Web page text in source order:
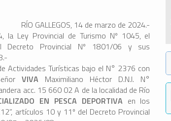
RÍO GALLEGOS, 14 de marzo de 2024.-
la Ley Provincial de Turismo Nº 1045, el
Decreto Provincial Nº 1801/06 y sus
Actividades Turísticas bajo el N° 2376 con
VIVA Maximiliano Héctor D.N.I. N°
acc. 15 660 02 A de la localidad de Río
EN PESCA DEPORTIVA en los
artículos 10 y 11º del Decreto Provincial